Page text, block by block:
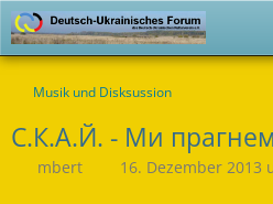
Musik und Disksussion
С.К.А.Й. - Ми
mbert 16. Dezember 2013